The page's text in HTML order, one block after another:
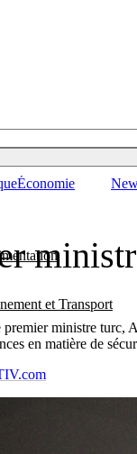
et Transport
Économie
ministre turc,
en matière de